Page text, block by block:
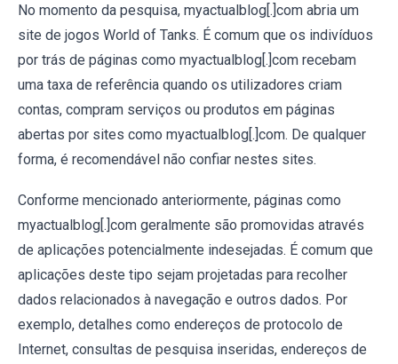
No momento da pesquisa, myactualblog[.]com abria um
site de jogos World of Tanks. É comum que os indivíduos
por trás de páginas como myactualblog[.]com recebam
uma taxa de referência quando os utilizadores criam
contas, compram serviços ou produtos em páginas
abertas por sites como myactualblog[.]com. De qualquer
forma, é recomendável não confiar nestes sites.
Conforme mencionado anteriormente, páginas como
myactualblog[.]com geralmente são promovidas através
de aplicações potencialmente indesejadas. É comum que
aplicações deste tipo sejam projetadas para recolher
dados relacionados à navegação e outros dados. Por
exemplo, detalhes como endereços de protocolo de
Internet, consultas de pesquisa inseridas, endereços de